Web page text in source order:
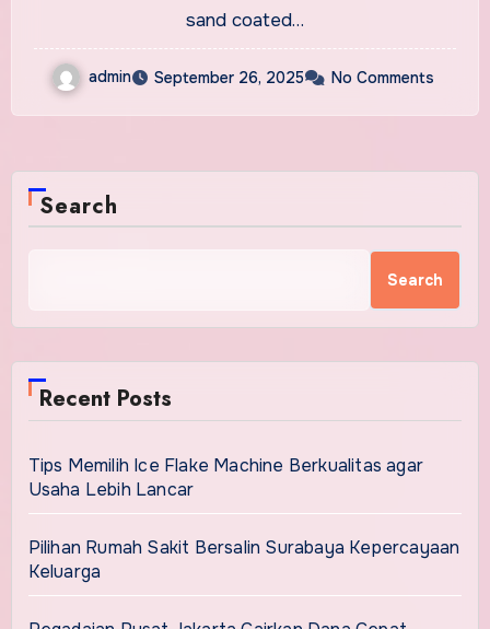
sand coated…
admin September 26, 2025 No Comments
Search
Search
Recent Posts
Tips Memilih Ice Flake Machine Berkualitas agar
Usaha Lebih Lancar
Pilihan Rumah Sakit Bersalin Surabaya Kepercayaan
Keluarga